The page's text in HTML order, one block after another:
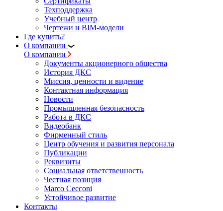
Техподдержка
Учебный центр
Чертежи и BIM-модели
Где купить?
О компании
О компании
Документы акционерного общества
История ДКС
Миссия, ценности и видение
Контактная информация
Новости
Промышленная безопасность
Работа в ДКС
Видеобанк
Фирменный стиль
Центр обучения и развития персонала
Публикации
Реквизиты
Социальная ответственность
Честная позиция
Marco Cecconi
Устойчивое развитие
Контакты